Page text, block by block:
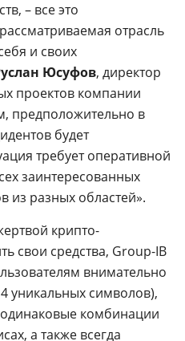
– все это
отрасль
и своих
Юсуфов, директор
проектов компании
предположительно в
будет
требует оперативной
заинтересованных
из разных областей».
крипто-
свои средства, Group-IB
внимательно
уникальных символов),
комбинации
а также всегда